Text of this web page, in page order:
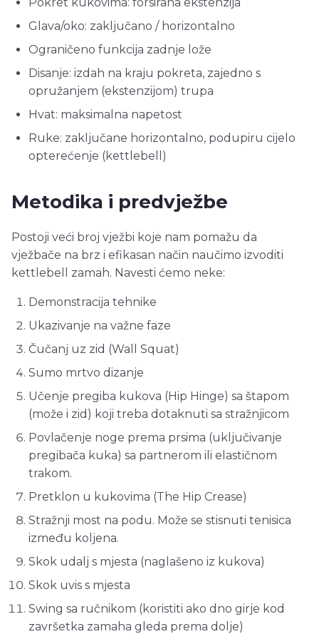
Glava/oko: zaključano / horizontalno
Ograničeno funkcija zadnje lože
Disanje: izdah na kraju pokreta, zajedno s
opružanjem (ekstenzijom) trupa
Hvat: maksimalna napetost
Ruke: zaključane horizontalno, podupiru cijelo
opterećenje (kettlebell)
Metodika i predvježbe
Postoji veći broj vježbi koje nam pomažu da
vježbače na brz i efikasan način naučimo izvoditi
kettlebell zamah. Navesti ćemo neke:
Demonstracija tehnike
Ukazivanje na važne faze
Čučanj uz zid (Wall Squat)
Sumo mrtvo dizanje
Učenje pregiba kukova (Hip Hinge) sa štapom
(može i zid) koji treba dotaknuti sa stražnjicom
Povlačenje noge prema prsima (uključivanje
pregibača kuka) sa partnerom ili elastičnom
trakom.
Pretklon u kukovima (The Hip Crease)
Stražnji most na podu. Može se stisnuti tenisica
između koljena.
Skok udalj s mjesta (naglašeno iz kukova)
Skok uvis s mjesta
Swing sa ručnikom (koristiti ako dno girje kod
završetka zamaha gleda prema dolje)